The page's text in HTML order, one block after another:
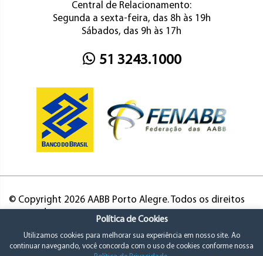
Central de Relacionamento:
Segunda a sexta-feira, das 8h às 19h
Sábados, das 9h às 17h
51 3243.1000
© Copyright 2026 AABB Porto Alegre. Todos os direitos
Política de Cookies
Utilizamos cookies para melhorar sua experiência em nosso site. Ao
continuar navegando, você concorda com o uso de cookies conforme nossa